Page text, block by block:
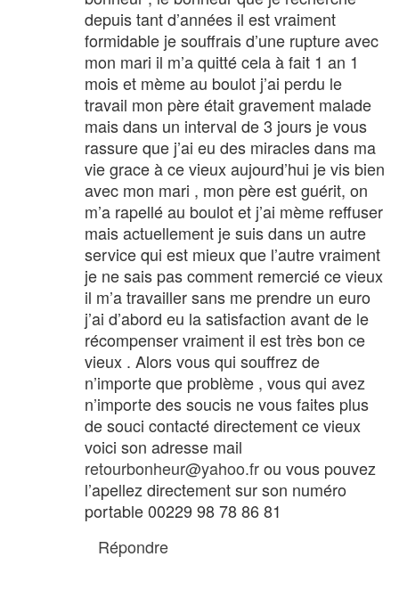
depuis tant d’années il est vraiment
formidable je souffrais d’une rupture avec
mon mari il m’a quitté cela à fait 1 an 1
mois et mème au boulot j’ai perdu le
travail mon père était gravement malade
mais dans un interval de 3 jours je vous
rassure que j’ai eu des miracles dans ma
vie grace à ce vieux aujourd’hui je vis bien
avec mon mari , mon père est guérit, on
m’a rapellé au boulot et j’ai mème reffuser
mais actuellement je suis dans un autre
service qui est mieux que l’autre vraiment
je ne sais pas comment remercié ce vieux
il m’a travailler sans me prendre un euro
j’ai d’abord eu la satisfaction avant de le
récompenser vraiment il est très bon ce
vieux . Alors vous qui souffrez de
n’importe que problème , vous qui avez
n’importe des soucis ne vous faites plus
de souci contacté directement ce vieux
voici son adresse mail
retourbonheur@yahoo.frou vous pouvez
l’apellez directement sur son numéro
portable 00229 98 78 86 81
Répondre